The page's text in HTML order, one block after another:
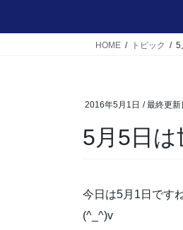
HOME トピック 5
2016年5月1日 / 最終更新
5月5日は
今日は5月1日です
(^_^)v